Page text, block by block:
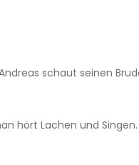
schaut seinen
hört Lachen und